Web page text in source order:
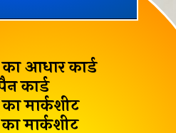
आधार कार्ड
कार्ड
मार्कशीट
मार्कशीट